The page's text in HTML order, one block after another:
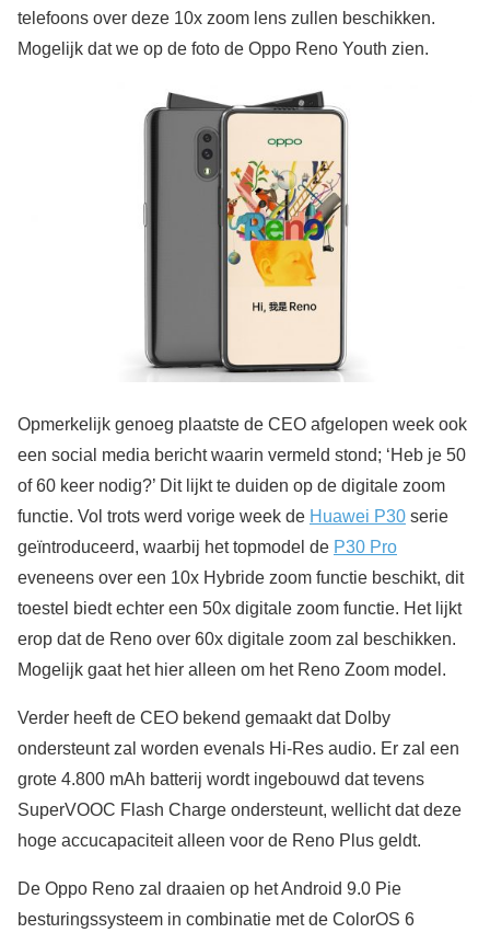
telefoons over deze 10x zoom lens zullen beschikken.
Mogelijk dat we op de foto de Oppo Reno Youth zien.
Opmerkelijk genoeg plaatste de CEO afgelopen week ook
een social media bericht waarin vermeld stond; ‘Heb je 50
of 60 keer nodig?’ Dit lijkt te duiden op de digitale zoom
functie. Vol trots werd vorige week de Huawei P30 serie
geïntroduceerd, waarbij het topmodel de P30 Pro
eveneens over een 10x Hybride zoom functie beschikt, dit
toestel biedt echter een 50x digitale zoom functie. Het lijkt
erop dat de Reno over 60x digitale zoom zal beschikken.
Mogelijk gaat het hier alleen om het Reno Zoom model.
Verder heeft de CEO bekend gemaakt dat Dolby
ondersteunt zal worden evenals Hi-Res audio. Er zal een
grote 4.800 mAh batterij wordt ingebouwd dat tevens
SuperVOOC Flash Charge ondersteunt, wellicht dat deze
hoge accucapaciteit alleen voor de Reno Plus geldt.
De Oppo Reno zal draaien op het Android 9.0 Pie
besturingssysteem in combinatie met de ColorOS 6